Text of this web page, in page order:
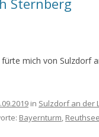
Sternberg
mich von Sulzdorf
in Sulzdorf an der
Bayernturm, Reuthsee